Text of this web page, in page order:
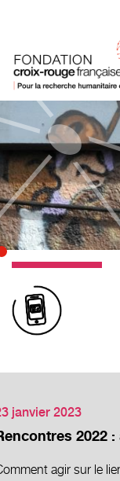
janvier 2023
2022
agir sur le